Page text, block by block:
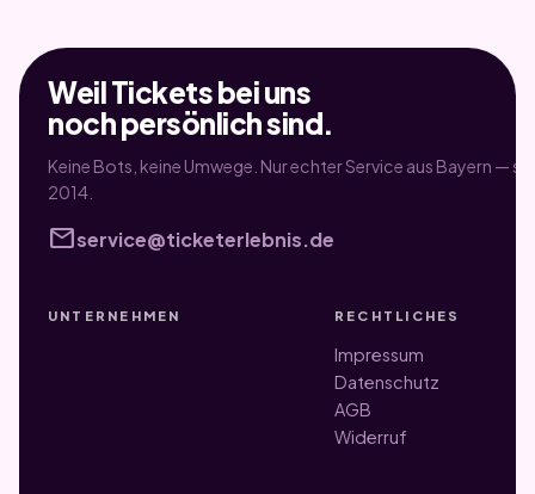
Weil Tickets bei uns
noch persönlich sind.
Keine Bots, keine Umwege. Nur echter Service aus Bayern —
2014.
mailservice@ticketerlebnis.de
UNTERNEHMEN RECHTLICHES
Impressum
Datenschutz
AGB
Widerruf